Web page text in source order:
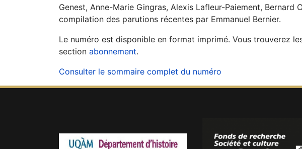
Genest, Anne-Marie Gingras, Alexis Lafleur-Paiement, Bernard
compilation des parutions récentes par Emmanuel Bernier.
Le numéro est disponible en format imprimé. Vous trouverez
section abonnement.
Consulter le sommaire complet du numéro